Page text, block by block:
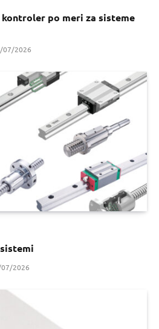
po meri za sisteme
07/2026
2026